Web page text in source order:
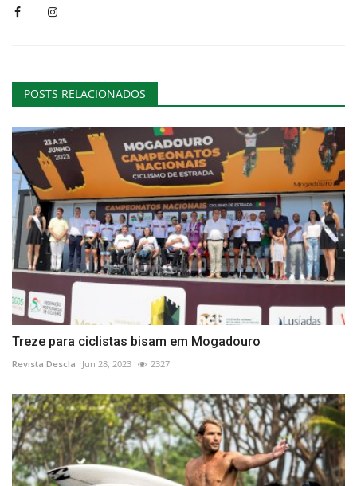
POSTS RELACIONADOS
Treze para ciclistas bisam em Mogadouro
Revista Descla Jun 28, 2023 2327